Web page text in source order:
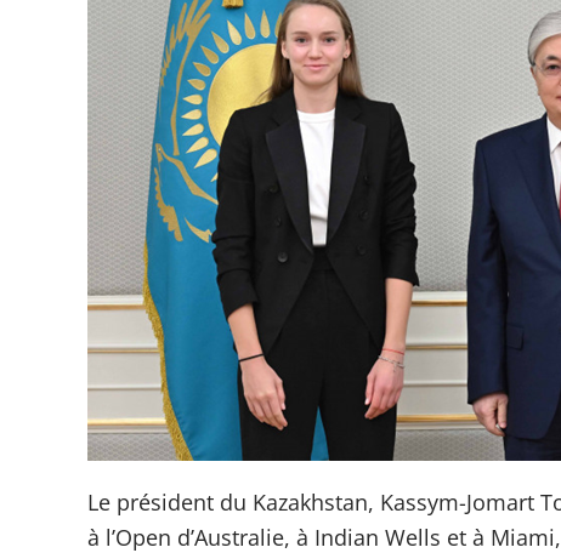
Le président du Kazakhstan, Kassym-Jomart
à l’Open d’Australie, à Indian Wells et à